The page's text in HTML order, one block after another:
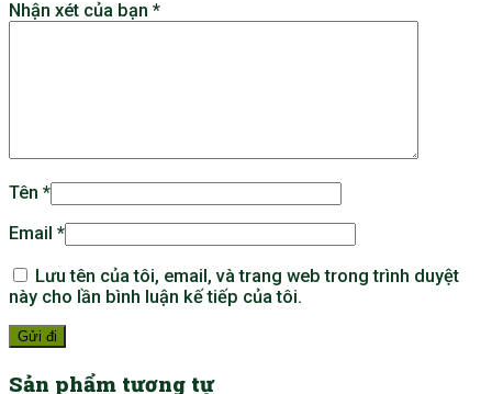
Nhận xét của bạn *
Tên *
Email *
Lưu tên của tôi, email, và trang web trong trình duyệt
này cho lần bình luận kế tiếp của tôi.
Sản phẩm tương tự